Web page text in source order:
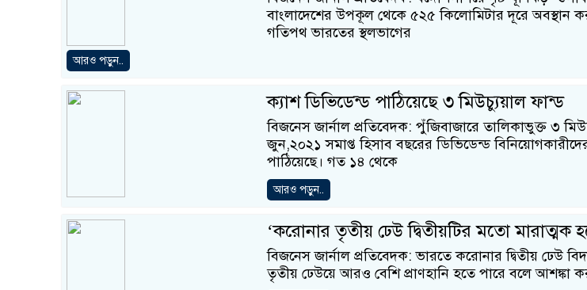
বাংলাদেশের উপকূল থেকে ৫২৫ কিলোমিটার দূরে অবস্থান
গতিপথ ভারতের স্থলভাগের
আরও পড়ুন..
ক্যাশ ডিভিডেন্ড পাঠিয়েছে ৩ মিউচ্যুয়াল ফান্ড
বিজনেস জার্নাল প্রতিবেদক: পুঁজিবাজারে তালিকাভুক্ত ৩
জুন,২০২১ সমাপ্ত হিসাব বছরের ডিভিডেন্ড
পাঠিয়েছে। গত ১৪ থেকে
আরও পড়ুন..
‘করোনার তৃতীয় ঢেউ দ্বিতীয়টির মতো মারাত্মক
বিজনেস জার্নাল প্রতিবেদক: ভারতে করোনার দ্বিতীয় ঢেউ
তৃতীয় ঢেউয়ে আরও বেশি প্রাণহানি হতে পারে বলে আশঙ্কা